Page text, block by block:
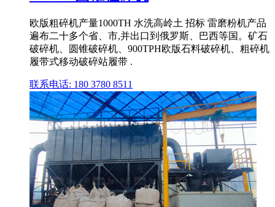
欧版粗碎机产量1000TH 水洗高岭土 招标 雷磨粉机产品
遍布二十多个省、市,并出口到俄罗斯、巴西等国。矿石
破碎机、圆锥破碎机、900TPH欧版石料破碎机、粗碎机
履带式移动破碎站履带 .
联系电话: 180 3780 8511